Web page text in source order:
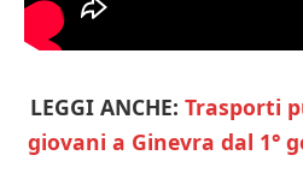
LEGGI ANCHE: Trasporti
giovani a Ginevra dal 1°